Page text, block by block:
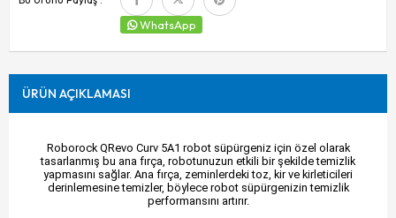
WhatsApp
ÜRÜN AÇIKLAMASI
Roborock QRevo Curv 5A1 robot süpürgeniz için özel olarak
tasarlanmış bu ana fırça, robotunuzun etkili bir şekilde temizlik
yapmasını sağlar. Ana fırça, zeminlerdeki toz, kir ve kirleticileri
derinlemesine temizler, böylece robot süpürgenizin temizlik
performansını artırır.